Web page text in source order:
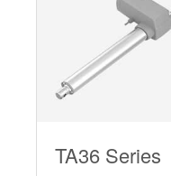
TA36 Series